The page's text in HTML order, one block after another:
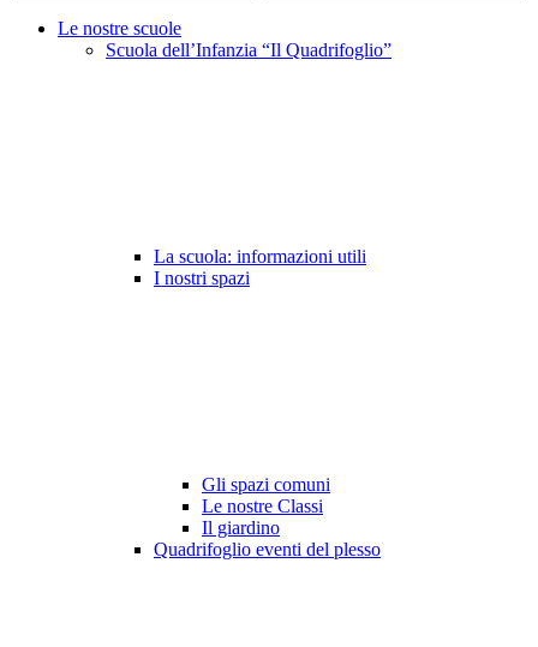
Le nostre scuole
Scuola dell’Infanzia “Il Quadrifoglio”
La scuola: informazioni utili
I nostri spazi
Gli spazi comuni
Le nostre Classi
Il giardino
Quadrifoglio eventi del plesso